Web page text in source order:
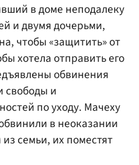
в доме неподалеку
и двумя дочерьми,
чтобы «защитить» от
хотела отправить его
обвинения
и
по уходу. Мачеху
в неоказании
семьи, их поместят